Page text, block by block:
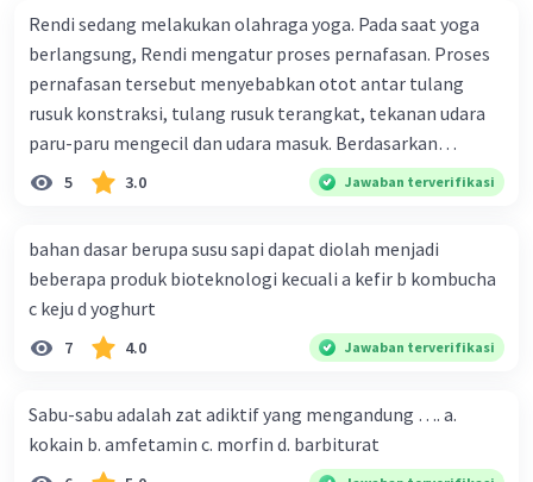
Rendi sedang melakukan olahraga yoga. Pada saat yoga
berlangsung, Rendi mengatur proses pernafasan. Proses
pernafasan tersebut menyebabkan otot antar tulang
rusuk konstraksi, tulang rusuk terangkat, tekanan udara
paru-paru mengecil dan udara masuk. Berdasarkan
informasi tersebut, dapat disimpulkan bahwa Rendi
sedang melakukan proses pernafasan....
5 3.0 Jawaban terverifikasi
bahan dasar berupa susu sapi dapat diolah menjadi
beberapa produk bioteknologi kecuali a kefir b kombucha
c keju d yoghurt
7 4.0 Jawaban terverifikasi
Sabu-sabu adalah zat adiktif yang mengandung …. a.
kokain b. amfetamin c. morfin d. barbiturat